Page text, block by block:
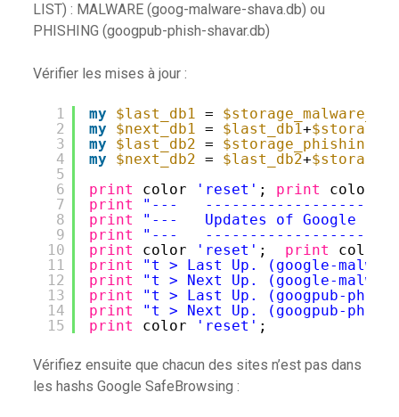
LIST) : MALWARE (goog-malware-shava.db) ou
PHISHING (googpub-phish-shavar.db)
Vérifier les mises à jour :
1
2
3
4
5
6
7
8
9
10
11
12
13
14
15
my $last_db1 = $storage_malware_db
my
$next_db1 = $last_db1+
my
$last_db2 =
my
$next_db2 = $last_db2+
print
color 'reset' ; print color
print
"---
print
"---   Updates of Google
print
"---
print
color 'reset' ; print color
print
"t > Last Up. (google-
print
"t > Next Up. (google-
print
"t > Last Up. (googpub-
print
"t > Next Up. (googpub-
print
color 'reset' ;
Vérifiez ensuite que chacun des sites n’est pas dans
les hashs Google SafeBrowsing :